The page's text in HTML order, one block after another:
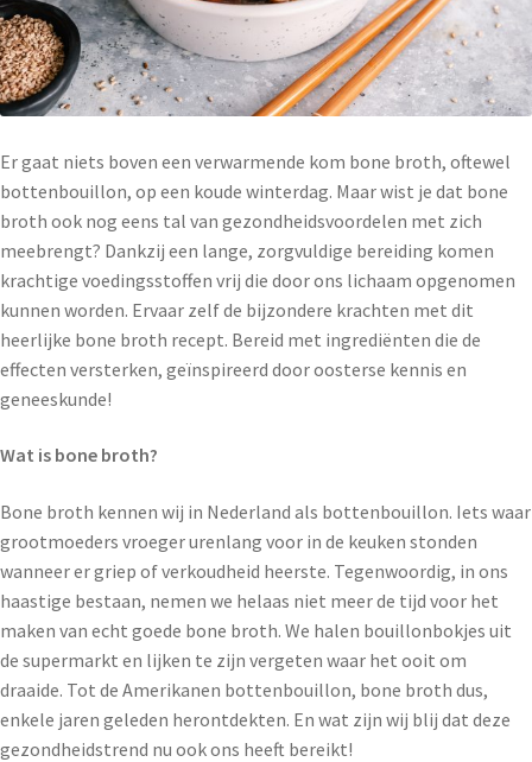
Er gaat niets boven een verwarmende kom bone broth, oftewel
bottenbouillon, op een koude winterdag. Maar wist je dat bone
broth ook nog eens tal van gezondheidsvoordelen met zich
meebrengt? Dankzij een lange, zorgvuldige bereiding komen
krachtige voedingsstoffen vrij die door ons lichaam opgenomen
kunnen worden. Ervaar zelf de bijzondere krachten met dit
heerlijke bone broth recept. Bereid met ingrediënten die de
effecten versterken, geïnspireerd door oosterse kennis en
geneeskunde!
Wat is bone broth?
Bone broth kennen wij in Nederland als bottenbouillon. Iets waar
grootmoeders vroeger urenlang voor in de keuken stonden
wanneer er griep of verkoudheid heerste. Tegenwoordig, in ons
haastige bestaan, nemen we helaas niet meer de tijd voor het
maken van echt goede bone broth. We halen bouillonbokjes uit
de supermarkt en lijken te zijn vergeten waar het ooit om
draaide. Tot de Amerikanen bottenbouillon, bone broth dus,
enkele jaren geleden herontdekten. En wat zijn wij blij dat deze
gezondheidstrend nu ook ons heeft bereikt!